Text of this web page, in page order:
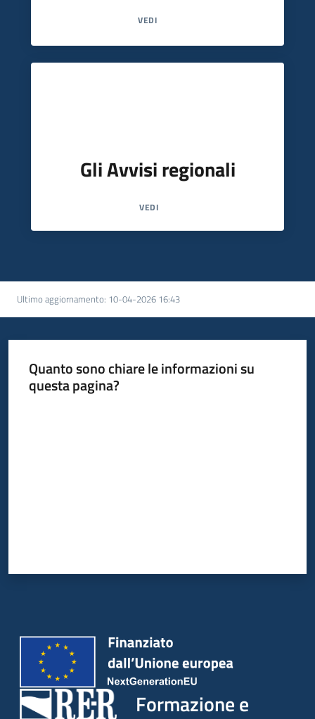
VEDI
Gli Avvisi regionali
VEDI
Ultimo aggiornamento: 10-04-2026 16:43
Quanto sono chiare le informazioni su
questa pagina?
Formazione e